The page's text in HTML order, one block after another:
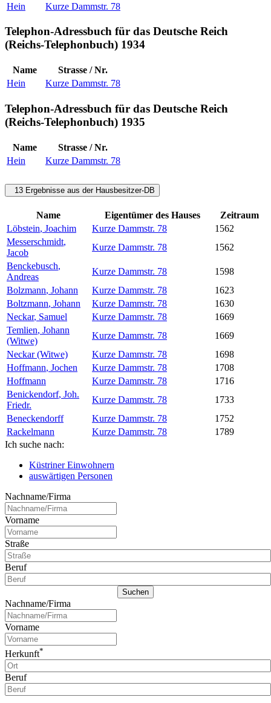
Hein
Kurze Dammstr. 78
Telephon-Adressbuch für das Deutsche Reich
(Reichs-Telephonbuch) 1934
Name
Strasse / Nr.
Hein
Kurze Dammstr. 78
Telephon-Adressbuch für das Deutsche Reich
(Reichs-Telephonbuch) 1935
Name
Strasse / Nr.
Hein
Kurze Dammstr. 78
13 Ergebnisse aus der Hausbesitzer-DB
Name Eigentümer des Hauses
Zeitraum
Löbstein, Joachim Kurze Dammstr. 78
1562
Messerschmidt,
Jacob
Kurze Dammstr. 78
1562
Benckebusch,
Andreas
Kurze Dammstr. 78
1598
Bolzmann, Johann Kurze Dammstr. 78
1623
Boltzmann, Johann Kurze Dammstr. 78
1630
Neckar, Samuel Kurze Dammstr. 78
1669
Temlien, Johann
(Witwe)
Kurze Dammstr. 78
1669
Neckar(Witwe) Kurze Dammstr. 78
1698
Hoffmann, Jochen Kurze Dammstr. 78
1708
Hoffmann
Kurze Dammstr. 78
1716
Benickendorf, Joh.
Friedr.
Kurze Dammstr. 78
1733
Beneckendorff
Kurze Dammstr. 78
1752
Rackelmann
Kurze Dammstr. 78
1789
Ich suche nach:
Küstriner Einwohnern
auswärtigen Personen
Nachname/Firma
Vorname
Straße
Beruf
Nachname/Firma
Vorname
Herkunft*
Beruf